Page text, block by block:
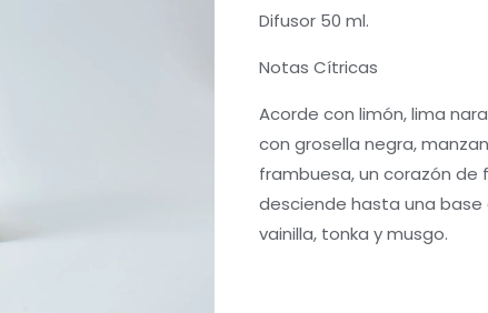
basado
de
Difusor 50 ml.
Notas Cítricas
Acorde con limón, lima
con grosella negra,
frambuesa, un corazón de
desciende hasta una base
vainilla, tonka y musgo.